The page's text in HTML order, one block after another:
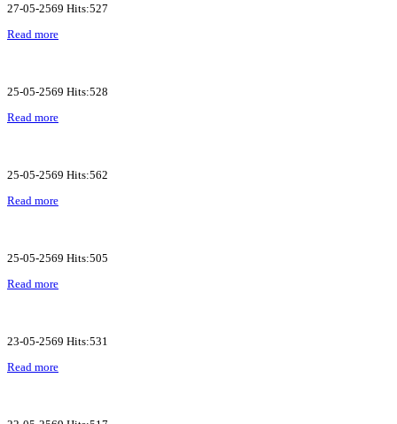
27-05-2569 Hits:527
Read more
25-05-2569 Hits:528
Read more
25-05-2569 Hits:562
Read more
25-05-2569 Hits:505
Read more
23-05-2569 Hits:531
Read more